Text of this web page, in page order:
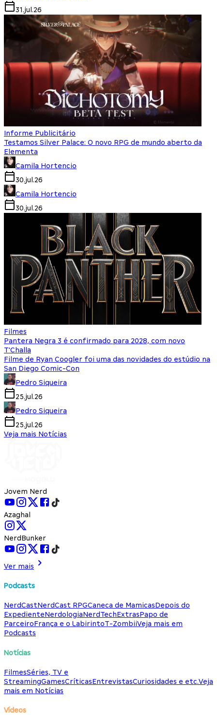
31.jul.26
Informe Publicitário
Testamos Silver Palace: O novo RPG de mundo aberto da
Elementa
Camila Hortencio
30.jul.26
Camila Hortencio
30.jul.26
Filmes
Pantera Negra 3 é confirmado para 2028, com novo
T'Challa
Filme de Ryan Coogler foi uma das novidades do estúdio na
San Diego Comic-Con
Pedro Siqueira
25.jul.26
Pedro Siqueira
25.jul.26
Veja mais Notícias
Jovem Nerd
Azaghal
NerdBunker
Ver mais
Podcasts
NerdCastNerdCast RPGCaneca de MamicasDepois do
ExpedienteNerdologiaNerdTechExtrasPapo de
ParceiroFrança e o LabirintoT-ZombiiVeja mais em
Podcasts
Notícias
FilmesSéries, TV e
StreamingGamesCríticasEntrevistasCuriosidades e etc.Veja
mais em Notícias
Vídeos